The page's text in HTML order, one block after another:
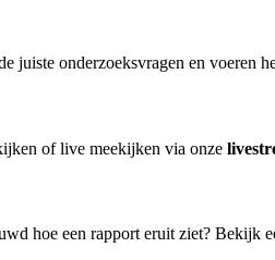
juiste onderzoeksvragen en voeren
of live meekijken via onze
hoe een rapport eruit ziet? Bekijk